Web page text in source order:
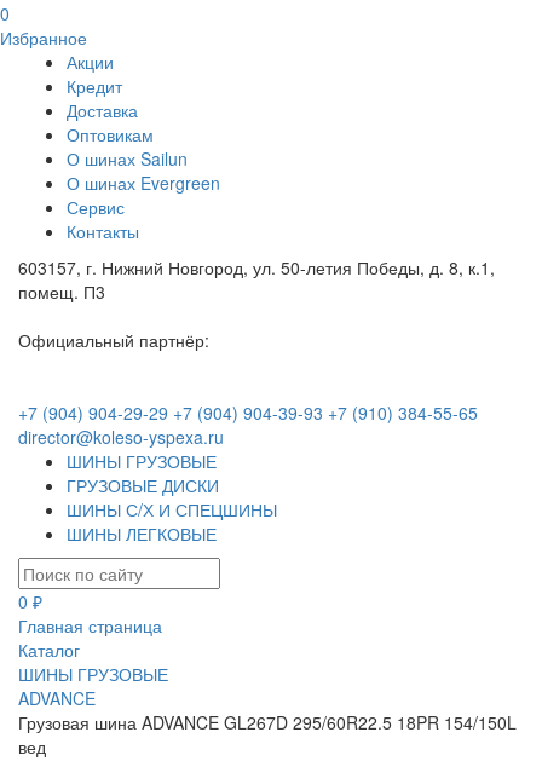
0
Избранное
Акции
Кредит
Доставка
Оптовикам
О шинах Sailun
О шинах Evergreen
Сервис
Контакты
603157, г. Нижний Новгород, ул. 50-летия Победы, д. 8, к.1,
помещ. П3
Официальный партнёр:
+7 (904) 904-29-29 +7 (904) 904-39-93 +7 (910) 384-55-65
director@koleso-yspexa.ru
ШИНЫ ГРУЗОВЫЕ
ГРУЗОВЫЕ ДИСКИ
ШИНЫ С/Х И СПЕЦШИНЫ
ШИНЫ ЛЕГКОВЫЕ
0 ₽
Главная страница
Каталог
ШИНЫ ГРУЗОВЫЕ
ADVANCE
Грузовая шина ADVANCE GL267D 295/60R22.5 18PR 154/150L
вед